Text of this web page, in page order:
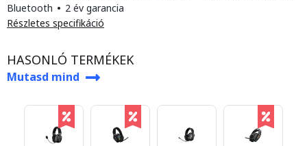
Bluetooth • 2 év garancia
Részletes specifikáció
HASONLÓ TERMÉKEK
Mutasd mind